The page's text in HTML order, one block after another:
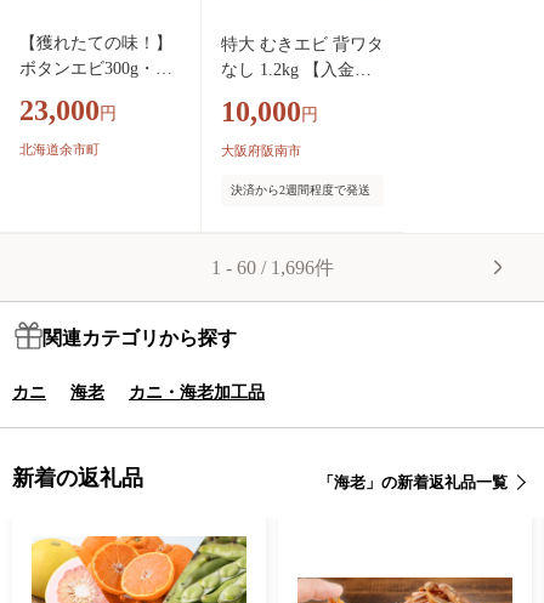
【獲れたての味！】
ボタンエビ300g・甘
ャコ300g
23,000 円
北海道余市町
特大 むきエビ 背ワタ
なし 1.2kg 【入金確
発送】 ｜ えび エビ
海老 むきえび 剥きエ
海老フライ エビフラ
むき身 海鮮 海産物
魚介類 甲殻類 海の幸
大型 大容量 特大 特
大サイズ 時短 簡単調
市
10,000 円
大阪府阪南市
決済から2週間程度で発送
1 - 60 / 1,696件
関連カテゴリから探す
カニ 海老 カニ・海老加工品
新着の返礼品 「海老」の新着返礼品一覧